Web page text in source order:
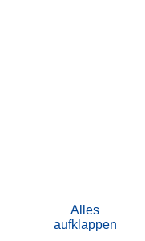
Alles
aufklappen